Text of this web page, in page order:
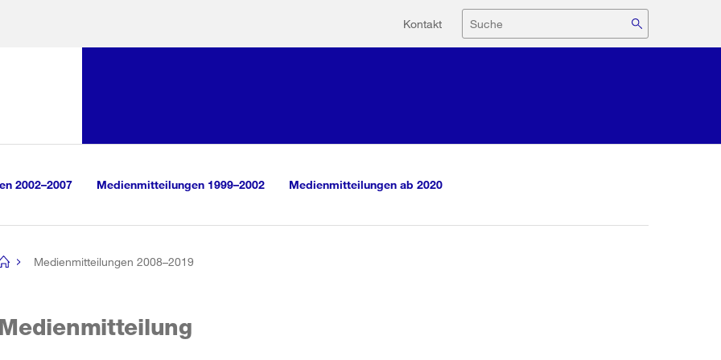
Hilfsnavigation
Kontakt Suche
2002–2007 Medienmitteilungen 1999–2002 Medienmitteilungen ab 2020
Medienmitteilungen 2008–2019